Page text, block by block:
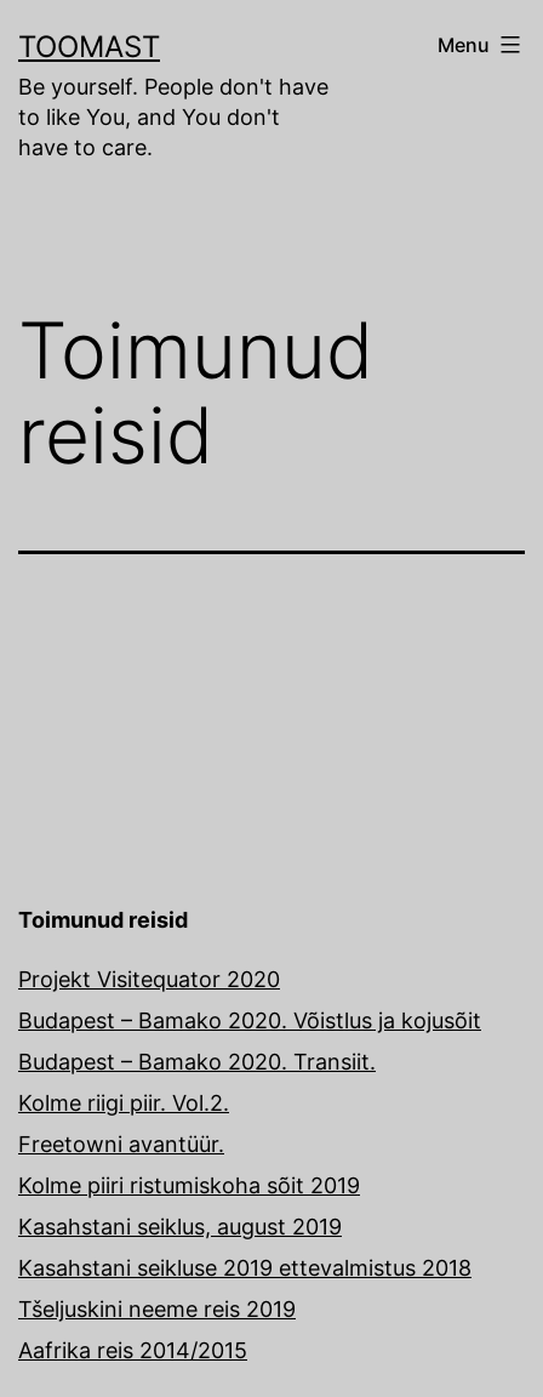
to
content
TOOMAST
Be yourself. People don't have
to like You, and You don't
have to care.
Menu
Toimunud
reisid
Toimunud reisid
Projekt Visitequator 2020
Budapest – Bamako 2020. Võistlus ja kojusõit
Budapest – Bamako 2020. Transiit.
Kolme riigi piir. Vol.2.
Freetowni avantüür.
Kolme piiri ristumiskoha sõit 2019
Kasahstani seiklus, august 2019
Kasahstani seikluse 2019 ettevalmistus 2018
Tšeljuskini neeme reis 2019
Aafrika reis 2014/2015